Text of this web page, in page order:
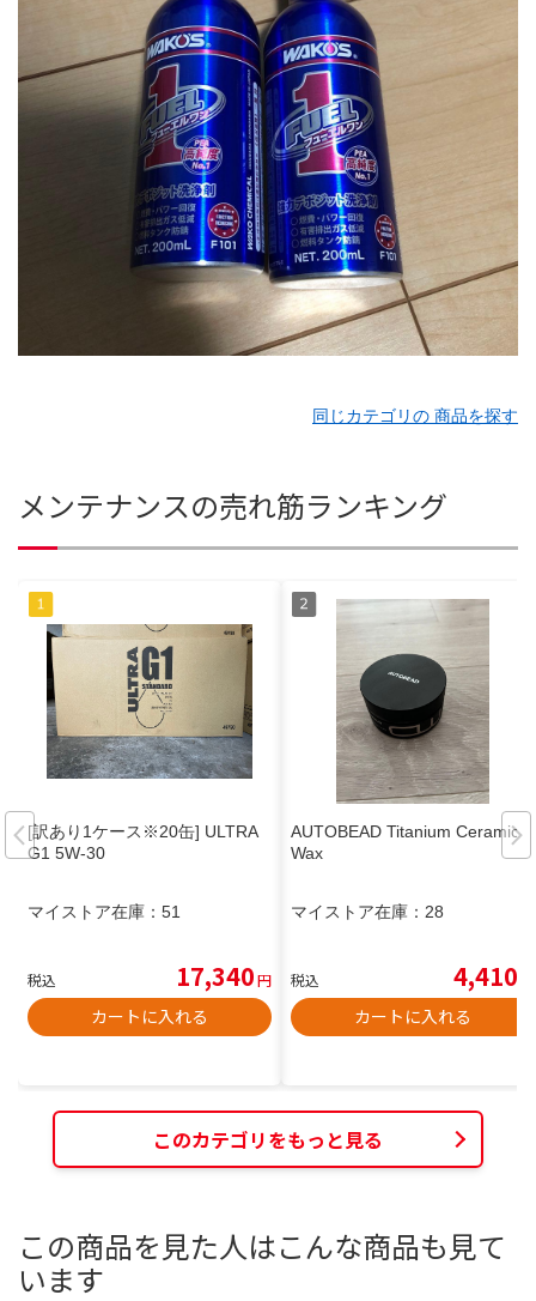
同じカテゴリの 商品を探す
メンテナンスの売れ筋ランキング
[訳あり1ケース※20缶] ULTRA
G1 5W-30
マイストア在庫： 51
税込 17,340円
カートに入れる
AUTOBEAD Titanium Ceramic
Wax
マイストア在庫： 28
税込 4,410
カートに入れる
このカテゴリをもっと見る
この商品を見た人はこんな商品も見て
います